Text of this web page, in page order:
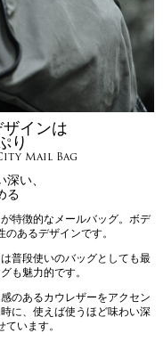
インは
り
Mail Bag
い、
る
特徴的なメールバッグ。ボデ
あるデザインです。
普段使いのバッグとしても最
も魅力的です。
のあるカウレザーをアクセン
に、使えば使うほど味わい深
います。